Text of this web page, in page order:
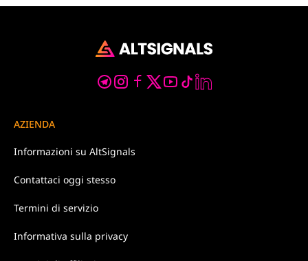
AZIENDA
Informazioni su AltSignals
Contattaci oggi stesso
Termini di servizio
Informativa sulla privacy